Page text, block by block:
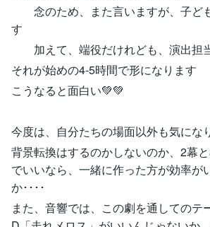
念のため、また言いますが、子ど
す
加えて、端役だけれども、演出担
それが始めの4-5時間で形になります
こうなると面白い💚💚
今度は、自分たちの場面以外も気にな
背景転換はするのかしないのか、2幕
でいいなら、一緒に作った方が効率が
か････
また、音響では、この劇を通してのテ